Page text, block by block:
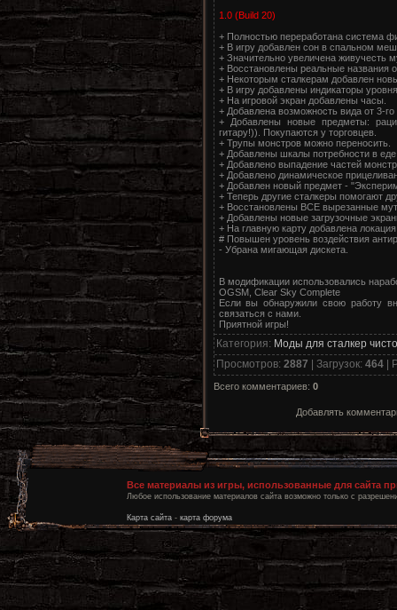
1.0 (Build 20)
+ Полностью переработана система
+ В игру добавлен сон в спальном
+ Значительно увеличена живучесть
+ Восстановлены реальные названия
+ Некоторым сталкерам добавлен
+ В игру добавлены индикаторы
+ На игровой экран добавлены часы.
+ Добавлена возможность вида от 3-
+ Добавлены новые предметы:
гитару!)). Покупаются у торговцев.
+ Трупы монстров можно переносить.
+ Добавлены шкалы потребности в
+ Добавлено выпадение частей
+ Добавлено динамическое
+ Добавлен новый предмет -
+ Теперь другие сталкеры помогают
+ Восстановлены ВСЕ вырезанные
+ Добавлены новые загрузочные
+ На главную карту добавлена
# Повышен уровень воздействия
- Убрана мигающая дискета.
В модификации использовались
OGSM, Clear Sky Complete
Если вы обнаружили свою работу
связаться с нами.
Приятной игры!
Категория: Моды для сталкер
Просмотров: 2887 | Загрузок: 464|
Всего комментариев: 0
Добавлять
Все материалы из игры, использованные для сайта
Любое использование материалов сайта возможно только с
Карта сайта - карта форума